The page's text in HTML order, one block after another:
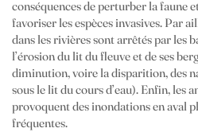
conséquences de perturber la faune
favoriser les espèces invasives. Par
dans les rivières sont arrêtés par les
l’érosion du lit du fleuve et de ses
diminution, voire la disparition, des
sous le lit du cours d’eau). Enfin, les
provoquent des inondations en aval
fréquentes.